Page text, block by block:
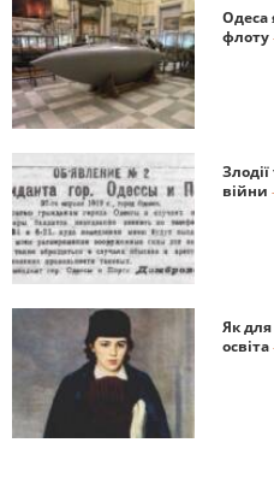
Одеса
флоту
війни
Як
освіта